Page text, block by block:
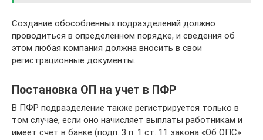
Создание обособленных подразделений должно
проводиться в определенном порядке, и сведения об
этом любая компания должна вносить в свои
регистрационные документы.
Постановка ОП на учет в ПФР
В ПФР подразделение также регистрируется только в
том случае, если оно начисляет выплаты работникам и
имеет счет в банке (подп. 3 п. 1 ст. 11 закона «Об ОПС»